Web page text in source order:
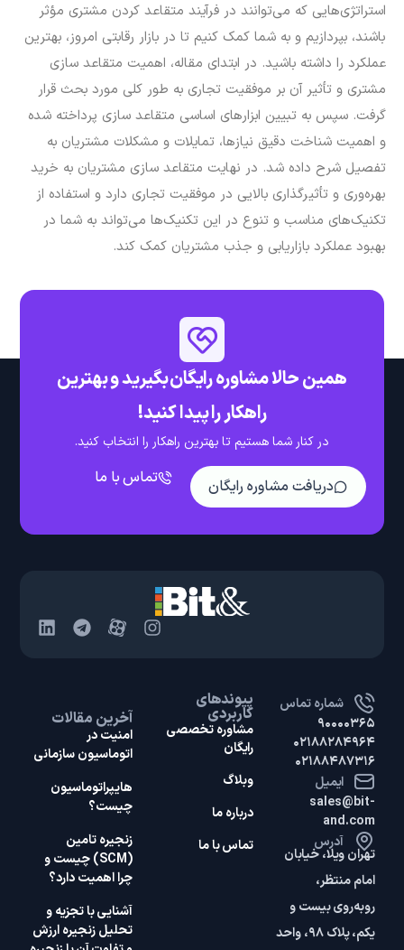
استراتژی‌هایی که می‌توانند در فرآیند متقاعد کردن مشتری مؤثر
باشند، بپردازیم و به شما کمک کنیم تا در بازار رقابتی امروز، بهترین
عملکرد را داشته باشید. در ابتدای مقاله، اهمیت متقاعد سازی
مشتری و تأثیر آن بر موفقیت تجاری به طور کلی مورد بحث قرار
گرفت. سپس به تبیین ابزارهای اساسی متقاعد سازی پرداخته شده
و اهمیت شناخت دقیق نیازها، تمایلات و مشکلات مشتریان به
تفصیل شرح داده شد. در نهایت متقاعد سازی مشتریان به خرید
بهره‌وری و تأثیرگذاری بالایی در موفقیت تجاری دارد و استفاده از
تکنیک‌های مناسب و تنوع در این تکنیک‌ها می‌تواند به شما در
بهبود عملکرد بازاریابی و جذب مشتریان کمک کند.
همین حالا مشاوره رایگان بگیرید و بهترین
راهکار را پیدا کنید!
در کنار شما هستیم تا بهترین راهکار را انتخاب کنید.
دریافت مشاوره رایگان تماس با ما
شماره تماس
۹۰۰۰۰۳۶۵
۰۲۱۸۸۲۸۴۹۶۴
۰۲۱۸۸۴۸۷۳۱۶
ایمیل
sales@bit-
and.com
آدرس
تهران ویلا، خیابان
امام منتظر،
روبه‌روی بیست و
یکم، پلاک ۹۸، واحد
پیوندهای
کاربردی
مشاوره تخصصی
رایگان
وبلاگ
درباره ما
تماس با ما
آخرین مقالات
امنیت در
اتوماسیون سازمانی
هایپر‌اتوماسیون
چیست؟
زنجیره تامین
(SCM) چیست و
چرا اهمیت دارد؟
آشنایی با تجزیه و
تحلیل زنجیره ارزش